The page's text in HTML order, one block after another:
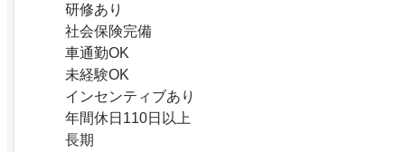
研修あり
社会保険完備
車通勤OK
未経験OK
インセンティブあり
年間休日110日以上
長期